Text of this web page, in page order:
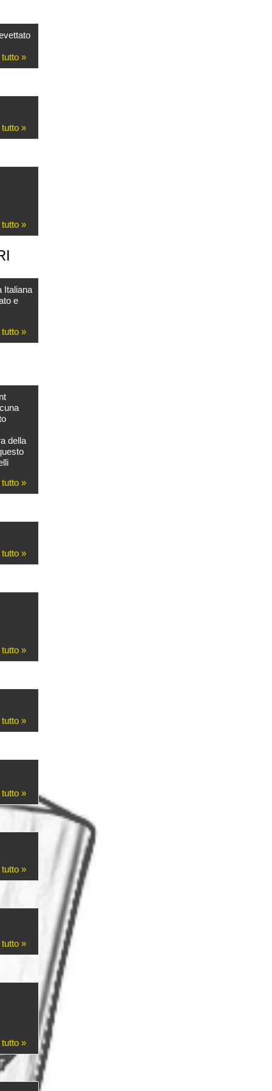
tutto »
tutto »
tutto »
Italiana
e
tutto »
della
tutto »
tutto »
tutto »
tutto »
tutto »
tutto »
tutto »
tutto »